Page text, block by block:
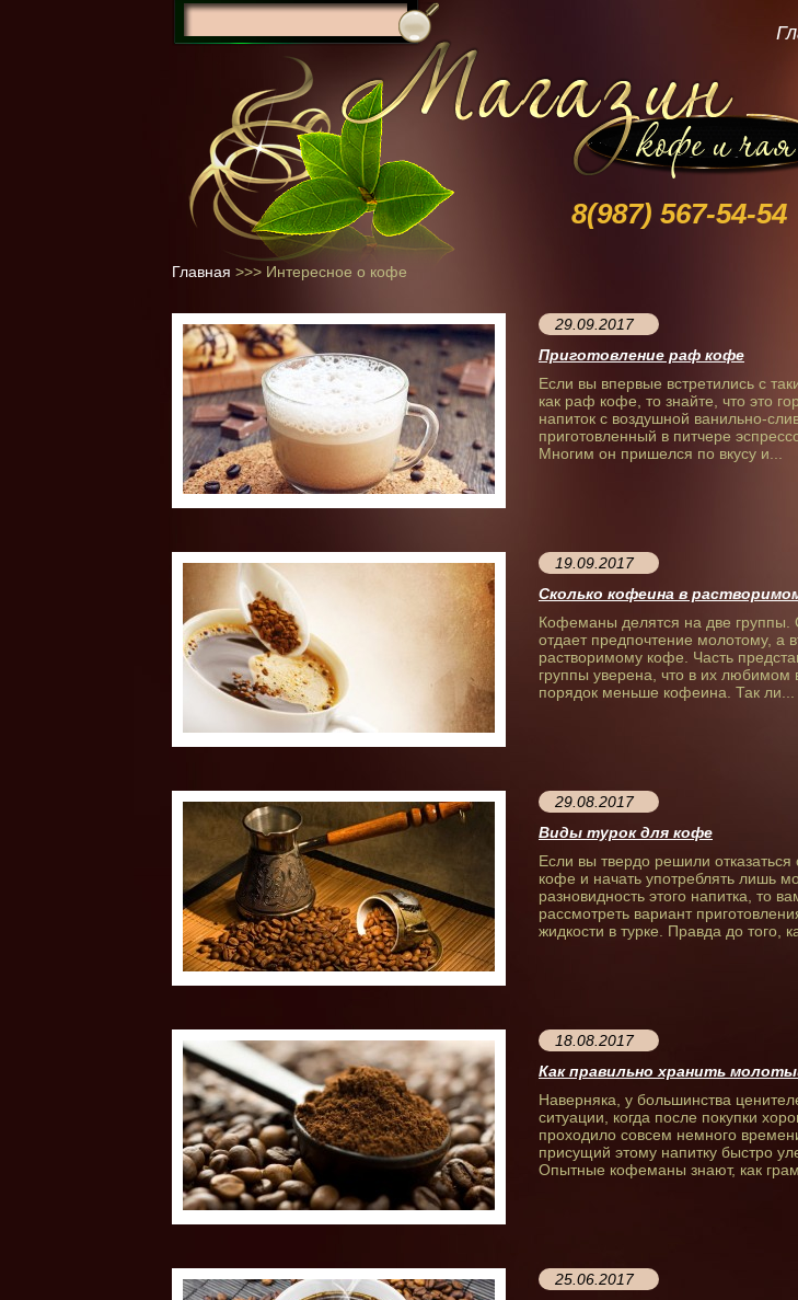
8(987) 567-54-54
Главная >>> Интересное о кофе
29.09.2017
Приготовление раф кофе
Если вы впервые встретились с
как раф кофе, то знайте, что это
напиток с воздушной ванильно-
приготовленный в питчере
Многим он пришелся по вкусу и...
19.09.2017
Сколько кофеина в
Кофеманы делятся на две группы.
отдает предпочтение молотому, а
растворимому кофе. Часть
группы уверена, что в их любимом
порядок меньше кофеина. Так ли...
29.08.2017
Виды турок для кофе
Если вы твердо решили отказаться
кофе и начать употреблять лишь
разновидность этого напитка, то
рассмотреть вариант
жидкости в турке. Правда до того,
18.08.2017
Как правильно хранить
Наверняка, у большинства
ситуации, когда после покупки
проходило совсем немного
присущий этому напитку быстро
Опытные кофеманы знают, как
25.06.2017